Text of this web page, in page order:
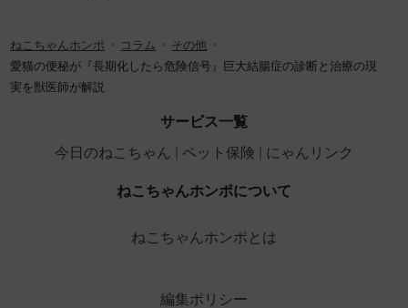
ねこちゃんホンポ コラム
その他
愛猫の便秘が『長期化したら危険信号』巨大結腸症の診断と治療の現
実を獣医師が解説
サービス一覧
今日のねこちゃん
ペット保険 にゃんリンク
ねこちゃんホンポについて
ねこちゃんホンポとは
編集ポリシー